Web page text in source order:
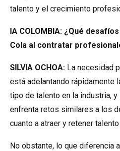
talento y el crecimiento
IA COLOMBIA: ¿Qué
Cola al contratar
SILVIA OCHOA: La necesidad
está adelantando rápidamente
tipo de talento en la industria, y
enfrenta retos similares a los
cuanto a atraer y retener
No obstante, lo que diferencia